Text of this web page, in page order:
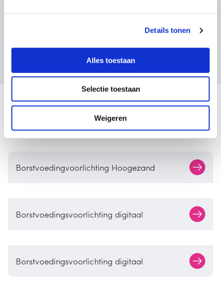
Details tonen
Alles toestaan
Selectie toestaan
Weigeren
Ontdek onze cursussen
Borstvoedingvoorlichting Hoogezand
Borstvoedingsvoorlichting digitaal
Borstvoedingsvoorlichting digitaal